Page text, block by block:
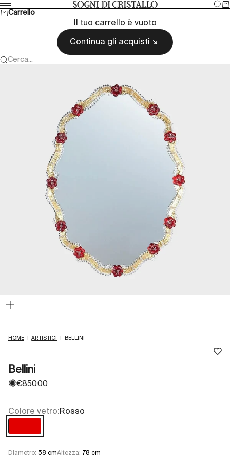
Vai al contenuto Sogni di cristallo
Menù
Carrello
Il tuo carrello è vuoto
Continua gli acquisti
Cerca...
HOME ARTISTICI BELLINI
Bellini
✺Prezzo scontato
€850.00
Colore vetro:Rosso
Rosso
Diametro: 58 cmAltezza: 78 cm